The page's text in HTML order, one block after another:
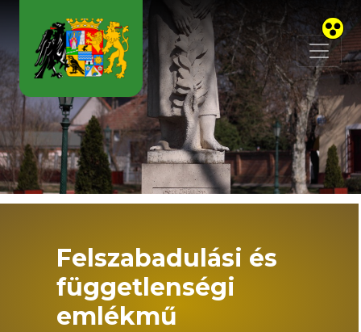
Felszabadulási és
függetlenségi
emlékmű